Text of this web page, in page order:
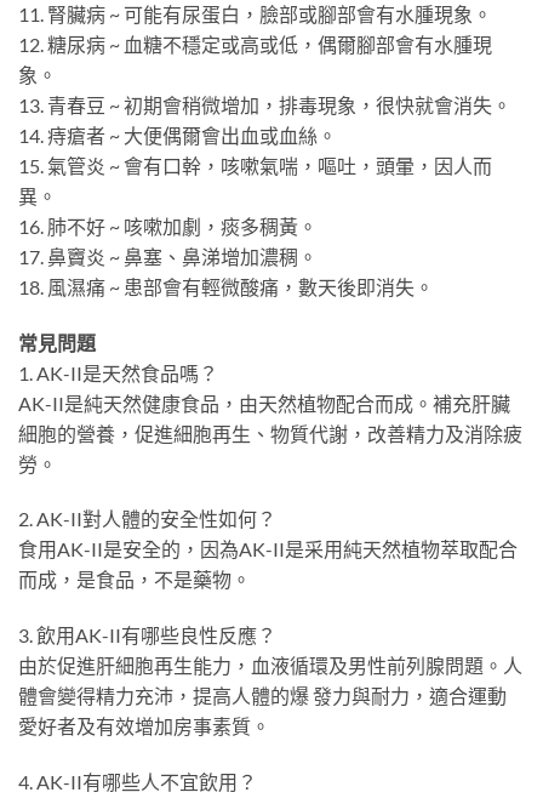
11. 腎臟病 ~ 可能有尿蛋白，臉部或腳部會有水腫現象。
12. 糖尿病 ~ 血糖不穩定或高或低，偶爾腳部會有水腫現
象。
13. 青春豆 ~ 初期會稍微增加，排毒現象，很快就會消失。
14. 痔瘡者 ~ 大便偶爾會出血或血絲。
15. 氣管炎 ~ 會有口幹，咳嗽氣喘，嘔吐，頭暈，因人而
異。
16. 肺不好 ~ 咳嗽加劇，痰多稠黃。
17. 鼻竇炎 ~ 鼻塞、鼻涕增加濃稠。
18. 風濕痛 ~ 患部會有輕微酸痛，數天後即消失。
常見問題
1. AK-II是天然食品嗎？
AK-II是純天然健康食品，由天然植物配合而成。補充肝臟
細胞的營養，促進細胞再生、物質代謝，改善精力及消除疲
勞。
2. AK-II對人體的安全性如何？
食用AK-II是安全的，因為AK-II是采用純天然植物萃取配合
而成，是食品，不是藥物。
3. 飲用AK-II有哪些良性反應？
由於促進肝細胞再生能力，血液循環及男性前列腺問題。人
體會變得精力充沛，提高人體的爆 發力與耐力，適合運動
愛好者及有效增加房事素質。
4. AK-II有哪些人不宜飲用？